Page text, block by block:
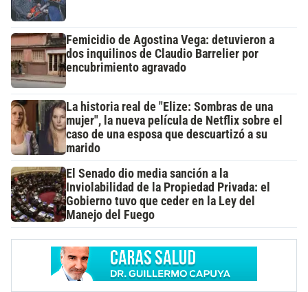
Femicidio de Agostina Vega: detuvieron a
dos inquilinos de Claudio Barrelier por
encubrimiento agravado
La historia real de "Elize: Sombras de una
mujer", la nueva película de Netflix sobre el
caso de una esposa que descuartizó a su
marido
El Senado dio media sanción a la
Inviolabilidad de la Propiedad Privada: el
Gobierno tuvo que ceder en la Ley del
Manejo del Fuego